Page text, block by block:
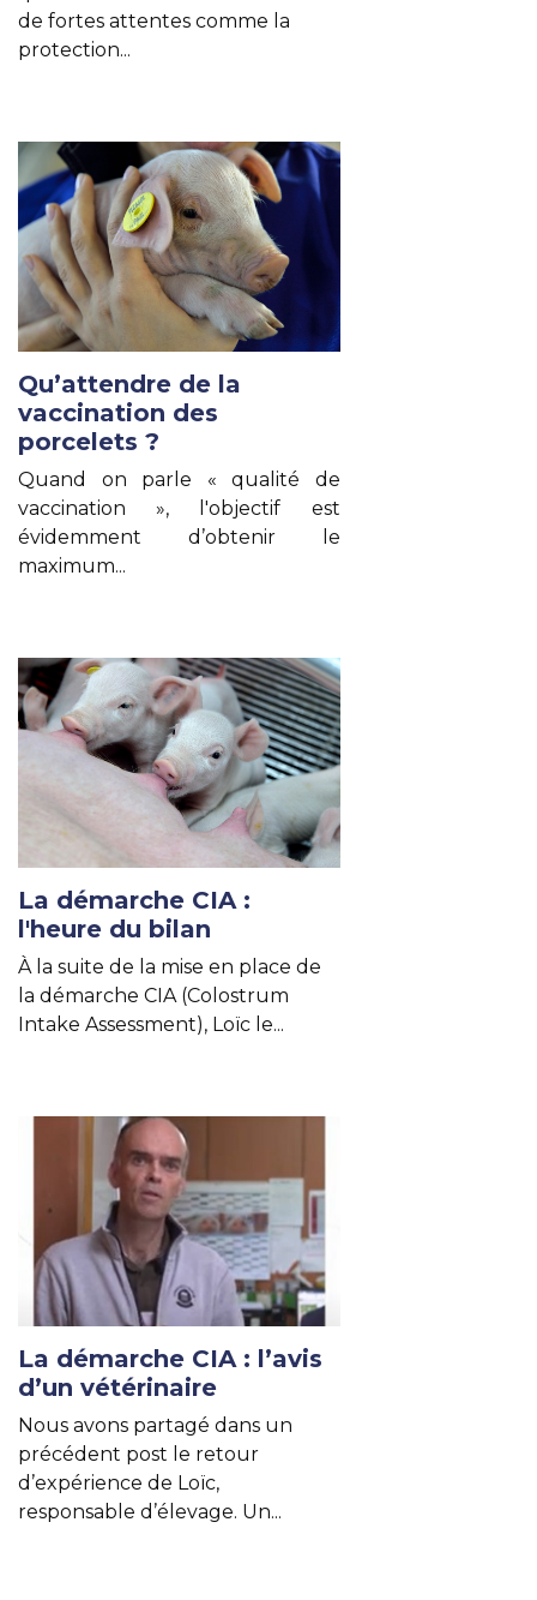
de fortes attentes comme la
protection...
Qu’attendre de la
vaccination des
porcelets ?
Quand on parle « qualité de
vaccination », l'objectif est
évidemment d’obtenir le
maximum...
La démarche CIA :
l'heure du bilan
À la suite de la mise en place de
la démarche CIA (Colostrum
Intake Assessment), Loïc le...
La démarche CIA : l’avis
d’un vétérinaire
Nous avons partagé dans un
précédent post le retour
d’expérience de Loïc,
responsable d’élevage. Un...